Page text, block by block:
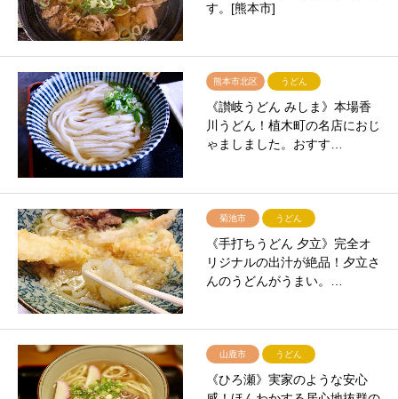
す。[熊本市]
熊本市北区 うどん
《讃岐うどん みしま》本場香
川うどん！植木町の名店におじ
ゃましました。おすす…
菊池市 うどん
《手打ちうどん 夕立》完全オ
リジナルの出汁が絶品！夕立さ
んのうどんがうまい。…
山鹿市 うどん
《ひろ瀬》実家のような安心